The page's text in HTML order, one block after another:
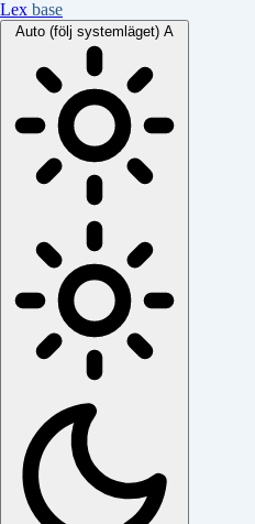
Lex base
Auto (följ systemläget) A